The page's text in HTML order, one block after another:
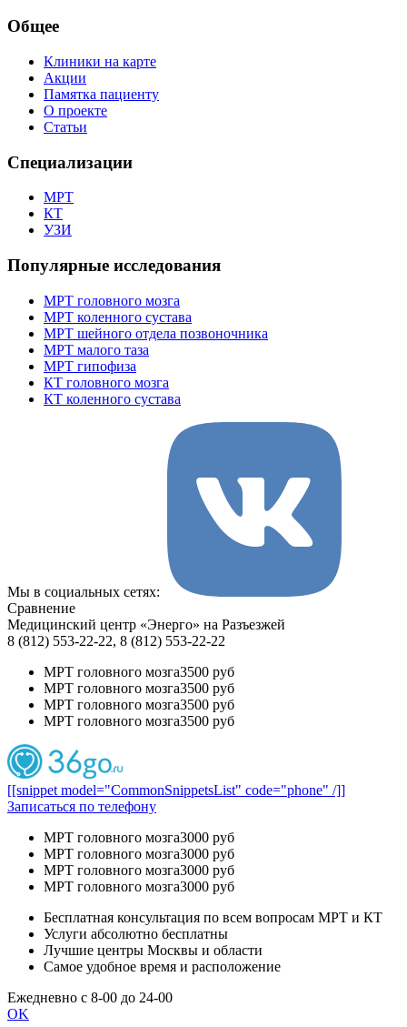
Общее
Клиники на карте
Акции
Памятка пациенту
О проекте
Статьи
Специализации
МРТ
КТ
УЗИ
Популярные исследования
МРТ головного мозга
МРТ коленного сустава
МРТ шейного отдела позвоночника
МРТ малого таза
МРТ гипофиза
КТ головного мозга
КТ коленного сустава
Мы в социальных сетях:
Сравнение
Медицинский центр «Энерго» на Разъезжей
8 (812) 553-22-22, 8 (812) 553-22-22
МРТ головного мозга3500 руб
МРТ головного мозга3500 руб
МРТ головного мозга3500 руб
МРТ головного мозга3500 руб
[[snippet model="CommonSnippetsList" code="phone" /]]
Записаться по телефону
МРТ головного мозга3000 руб
МРТ головного мозга3000 руб
МРТ головного мозга3000 руб
МРТ головного мозга3000 руб
Бесплатная консультация по всем вопросам МРТ и КТ
Услуги абсолютно бесплатны
Лучшие центры Москвы и области
Самое удобное время и расположение
Ежедневно с 8-00 до 24-00
OK